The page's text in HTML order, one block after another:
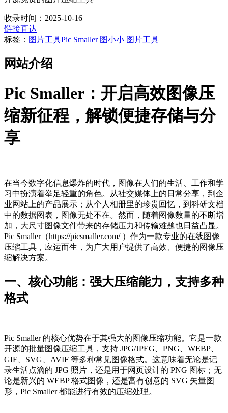
收录时间：2025-10-16
链接直达
标签： 图片工具Pic Smaller 图小小 图片工具
网站介绍
Pic Smaller：开启高效图像压
缩新征程，解锁便捷存储与分
享
在当今数字化信息爆炸的时代，图像在人们的生活、工作和学
习中扮演着举足轻重的角色。从社交媒体上的日常分享，到企
业网站上的产品展示；从个人相册里的珍贵回忆，到科研文档
中的数据图表，图像无处不在。然而，随着图像数量的不断增
加，大尺寸图像文件带来的存储压力和传输难题也日益凸显。
Pic Smaller（https://picsmaller.com/ ）作为一款专业的在线图像
压缩工具，应运而生，为广大用户提供了高效、便捷的图像压
缩解决方案。
一、核心功能：强大压缩能力，支持多种
格式
Pic Smaller 的核心优势在于其强大的图像压缩功能。它是一款
开源的批量图像压缩工具，支持 JPG/JPEG、PNG、WEBP、
GIF、SVG、AVIF 等多种常见图像格式。这意味着无论是记
录生活点滴的 JPG 照片，还是用于网页设计的 PNG 图标；无
论是新兴的 WEBP 格式图像，还是富有创意的 SVG 矢量图
形，Pic Smaller 都能进行有效的压缩处理。